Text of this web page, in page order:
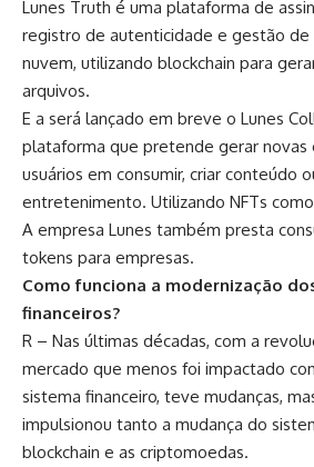
Lunes Truth é uma plataforma de
registro de autenticidade e gestão de
nuvem, utilizando blockchain para
arquivos.
E a será lançado em breve o Lunes
plataforma que pretende gerar novas
usuários em consumir, criar conteúdo
entretenimento. Utilizando NFTs
A empresa Lunes também presta
tokens para empresas.
Como funciona a modernização
financeiros?
R – Nas últimas décadas, com a
mercado que menos foi impactado
sistema financeiro, teve mudanças,
impulsionou tanto a mudança do
blockchain e as criptomoedas.